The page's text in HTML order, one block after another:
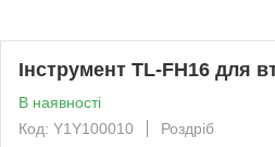
Інструмент TL-FH16 для
В наявності
Код: Y1Y100010
Роздріб